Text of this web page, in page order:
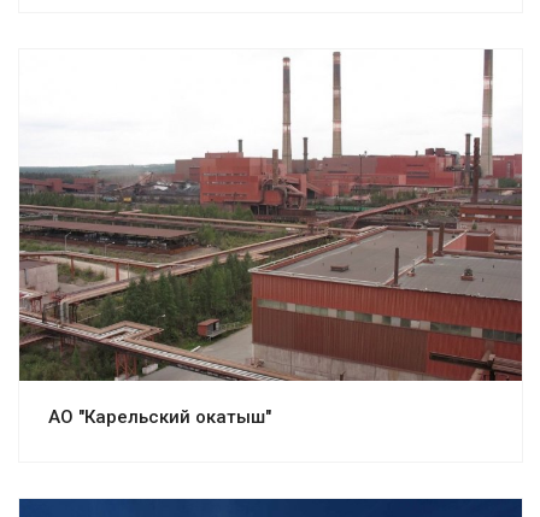
Смотреть проект
АО "Карельский окатыш"